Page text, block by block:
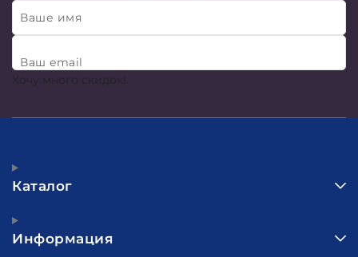
Ваше имя
Ваш email
Хочу много скидок!
Каталог
Информация